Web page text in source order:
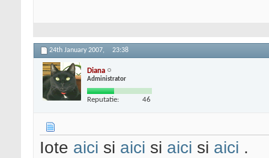
24th January 2007, 23:38
Diana
Administrator
Reputatie: 46
Iote aici si aici si aici si aici .